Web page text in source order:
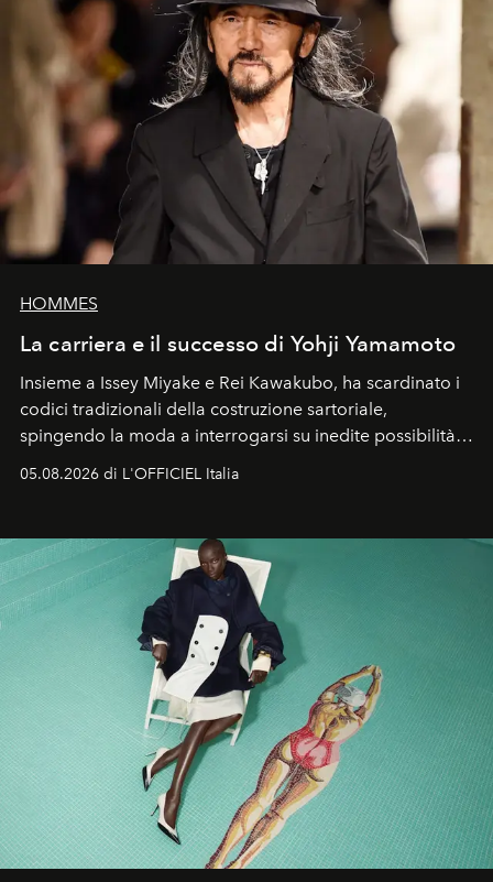
HOMMES
La carriera e il successo di Yohji Yamamoto
Insieme a Issey Miyake e Rei Kawakubo, ha scardinato i
codici tradizionali della costruzione sartoriale,
spingendo la moda a interrogarsi su inedite possibilità
formali e a ridefinire il concetto stesso di silhouette.
un’impronta indelebile nella storia della moda.
05.08.2026 di L'OFFICIEL Italia